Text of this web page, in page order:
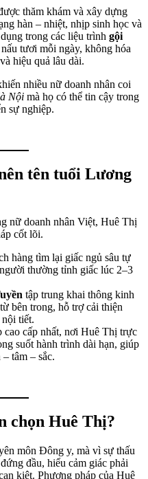
thăm khám và xây dựng
hàn – nhiệt, nhịp sinh học và
trong các liệu trình gội
tươi mỗi ngày, không hóa
hiệu quả lâu dài.
nhiều nữ doanh nhân coi
Nội mà họ có thể tin cậy trong
sự nghiệp.
tên tuổi Lương
nữ doanh nhân Việt, Huê Thị
cốt lõi.
hàng tìm lại giấc ngủ sâu tự
thường tỉnh giấc lúc 2–3
tập trung khai thông kinh
bên trong, hỗ trợ cải thiện
tiết.
cao cấp nhất, nơi Huê Thị trực
suốt hành trình dài hạn, giúp
tâm – sắc.
chọn Huê Thị?
môn Đông y, mà vì sự thấu
đầu, hiểu cảm giác phải
kiệt. Phương pháp của Huê